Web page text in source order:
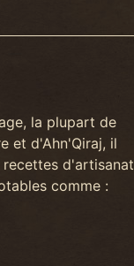
la plupart de
et d'Ahn'Qiraj, il
recettes d'artisanat
comme :